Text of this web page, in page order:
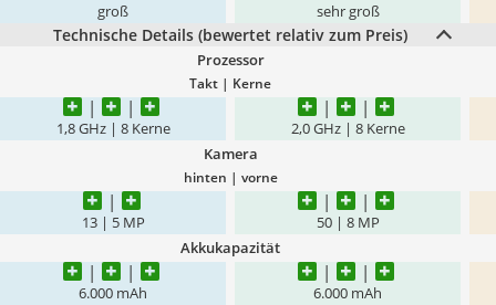
groß sehr groß
Technische Details (bewertet relativ zum Preis)
Prozessor
Takt | Kerne
1,8 GHz | 8 Kerne 2,0 GHz | 8 Kerne
Kamera
hinten | vorne
13 | 5 MP 50 | 8 MP
Akkukapazität
6.000 mAh 6.000 mAh